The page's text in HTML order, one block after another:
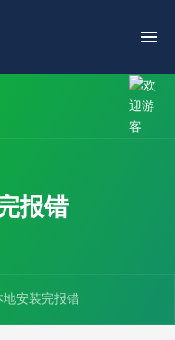
报错
安装完报错